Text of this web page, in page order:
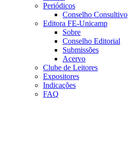
Periódicos
Conselho Consultivo
Editora FE-Unicamp
Sobre
Conselho Editorial
Submissões
Acervo
Clube de Leitores
Expositores
Indicações
FAQ